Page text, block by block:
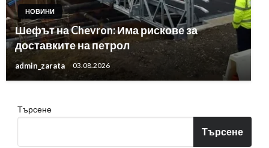
НОВИНИ
Шефът на Chevron: Има рискове за
доставките на петрол
admin_zarata 03.08.2026
Търсене
Търсене